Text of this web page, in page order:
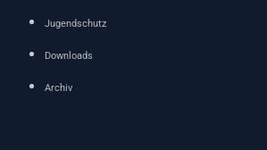
Jugendschutz
Downloads
Archiv